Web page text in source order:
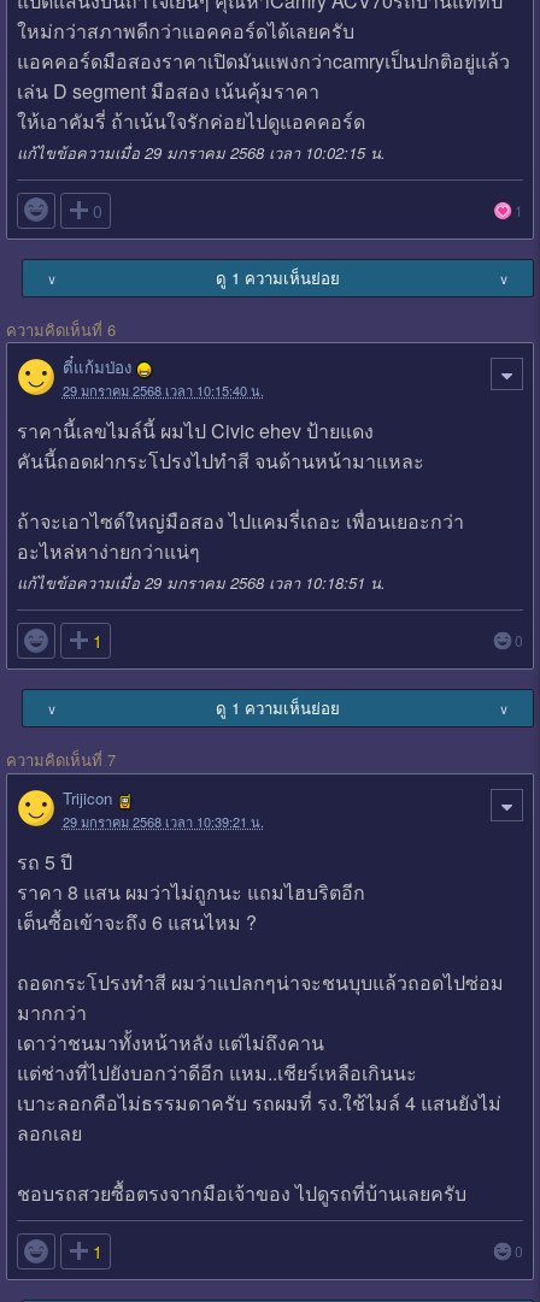
ใหม่กว่าสภาพดีกว่าแอคคอร์ดได้เลยครับ
แอคคอร์ดมือสองราคาเปิดมันแพงกว่าcamryเป็นปกติอยู่แล้ว
เล่น D segment มือสอง เน้นคุ้มราคา
ให้เอาคัมรี่ ถ้าเน้นใจรักค่อยไปดูแอคคอร์ด
แก้ไขข้อความเมื่อ 29 มกราคม 2568 เวลา 10:02:15 น.
 0 1
∨ ดู 1 ความเห็นย่อย ∨
ความคิดเห็นที่ 6
ตี๋แก้มป่อง
29 มกราคม 2568 เวลา 10:15:40 น.
ราคานี้เลขไมล์นี้ ผมไป Civic ehev ป้ายแดง
คันนี้ถอดฝากระโปรงไปทำสี จนด้านหน้ามาแหละ
ถ้าจะเอาไซด์ใหญ่มือสอง ไปแคมรี่เถอะ เพื่อนเยอะกว่า
อะไหล่หาง่ายกว่าแน่ๆ
แก้ไขข้อความเมื่อ 29 มกราคม 2568 เวลา 10:18:51 น.
 1 0
∨ ดู 1 ความเห็นย่อย ∨
ความคิดเห็นที่ 7
Trijicon
29 มกราคม 2568 เวลา 10:39:21 น.
รถ 5 ปี
ราคา 8 แสน ผมว่าไม่ถูกนะ แถมไฮบริตอีก
เต็นซื้อเข้าจะถึง 6 แสนไหม ?
ถอดกระโปรงทำสี ผมว่าแปลกๆน่าจะชนบุบแล้วถอดไปซ่อม
มากกว่า
เดาว่าชนมาทั้งหน้าหลัง แต่ไม่ถึงคาน
แต่ช่างที่ไปยังบอกว่าดีอีก แหม..เชียร์เหลือเกินนะ
เบาะลอกคือไม่ธรรมดาครับ รถผมที่ รง.ใช้ไมล์ 4 แสนยังไม่
ลอกเลย
ชอบรถสวยซื้อตรงจากมือเจ้าของ ไปดูรถที่บ้านเลยครับ
 1 0